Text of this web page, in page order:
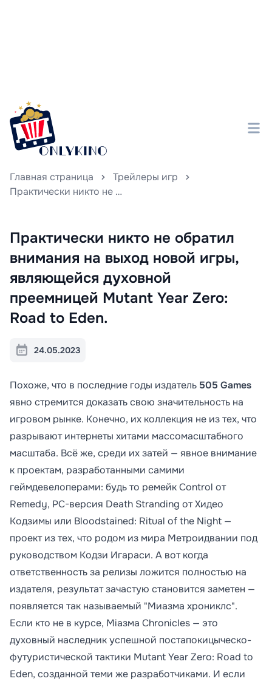
Главная страница
Трейлеры игр
Практически никто не обратил внимания на выход новой игры, являющейся духовной преемницей Mutant Year Zero: Road to Eden.
Практически никто не обратил
внимания на выход новой игры,
являющейся духовной
преемницей Mutant Year Zero:
Road to Eden.
24.05.2023
Похоже, что в последние годы издатель 505 Games
явно стремится доказать свою значительность на
игровом рынке. Конечно, их коллекция не из тех, что
разрывают интернеты хитами массомасштабного
масштаба. Всё же, среди их затей — явное внимание
к проектам, разработанными самими
геймдевелоперами: будь то ремейк Control от
Remedy, PC-версия Death Stranding от Хидео
Кодзимы или Bloodstained: Ritual of the Night —
проект из тех, что родом из мира Метроидвании под
руководством Кодзи Игараси. А вот когда
ответственность за релизы ложится полностью на
издателя, результат зачастую становится заметен —
появляется так называемый "Миазма хрониклс".
Если кто не в курсе, Miазма Chronicles — это
духовный наследник успешной постапокицыческо-
футуристической тактики Mutant Year Zero: Road to
Eden, созданной теми же разработчиками. И если